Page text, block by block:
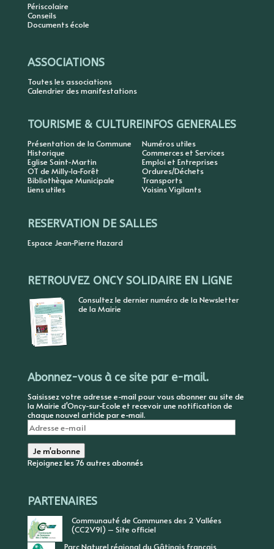
Périscolaire
Conseils
Documents école
ASSOCIATIONS
Toutes les associations
Calendrier des manifestations
TOURISME & CULTURE
Présentation de la Commune
Historique
Eglise Saint-Martin
OT de Milly-la-Forêt
Bibliothèque Municipale
Liens utiles
INFOS GENERALES
Numéros utiles
Commerces et Services
Emploi et Entreprises
Ordures/Déchets
Transports
Voisins Vigilants
RESERVATION DE SALLES
Espace Jean-Pierre Hazard
RETROUVEZ ONCY SOLIDAIRE EN LIGNE
Consultez le dernier numéro de la Newsletter
de la Mairie
Abonnez-vous à ce site par e-mail.
Saisissez votre adresse e-mail pour vous abonner au site de
la Mairie d'Oncy-sur-Ecole et recevoir une notification de
chaque nouvel article par e-mail.
Adresse
e-
mail
Je m'abonne
Rejoignez les 76 autres abonnés
PARTENAIRES
Communauté de Communes des 2 Vallées
(CC2V91) – Site officiel
Parc Naturel régional du Gâtinais français